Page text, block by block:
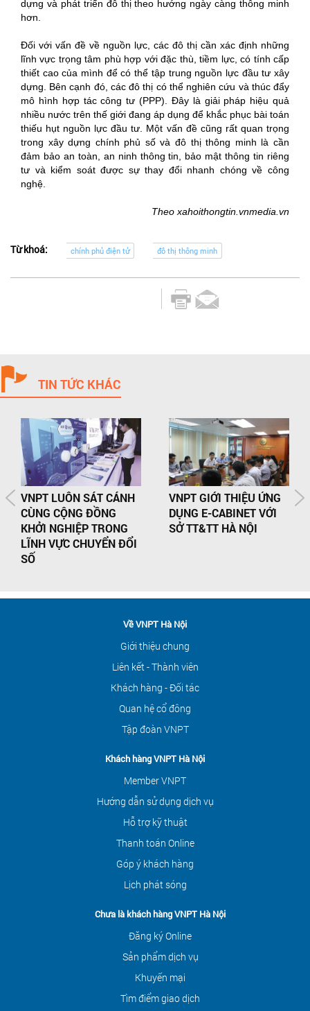
dựng và phát triển đô thị theo hướng ngày càng thông minh
hơn.
Đối với vấn đề về nguồn lực, các đô thị cần xác định những
lĩnh vực trọng tâm phù hợp với đặc thù, tiềm lực, có tính cấp
thiết cao của mình để có thể tập trung nguồn lực đầu tư xây
dựng. Bên cạnh đó, các đô thị có thể nghiên cứu và thúc đẩy
mô hình hợp tác công tư (PPP). Đây là giải pháp hiệu quả
nhiều nước trên thế giới đang áp dụng để khắc phục bài toán
thiếu hụt nguồn lực đầu tư. Một vấn đề cũng rất quan trọng
trong xây dựng chính phủ số và đô thị thông minh là cần
đảm bảo an toàn, an ninh thông tin, bảo mật thông tin riêng
tư và kiểm soát được sự thay đổi nhanh chóng về công
nghệ.
Theo xahoithongtin.vnmedia.vn
Từ khoá: chính phủ điện tử đô thị thông minh
TIN TỨC KHÁC
VNPT LUÔN SÁT CÁNH
CÙNG CỘNG ĐỒNG
KHỞI NGHIỆP TRONG
LĨNH VỰC CHUYỂN ĐỔI
SỐ
VNPT GIỚI THIỆU ỨNG
DỤNG E-CABINET VỚI
SỞ TT&TT HÀ NỘI
Về VNPT Hà Nội
Giới thiệu chung
Liên kết - Thành viên
Khách hàng - Đối tác
Quan hệ cổ đông
Tập đoàn VNPT
Khách hàng VNPT Hà Nội
Member VNPT
Hướng dẫn sử dụng dịch vụ
Hỗ trợ kỹ thuật
Thanh toán Online
Góp ý khách hàng
Lịch phát sóng
Chưa là khách hàng VNPT Hà Nội
Đăng ký Online
Sản phẩm dịch vụ
Khuyến mại
Tìm điểm giao dịch